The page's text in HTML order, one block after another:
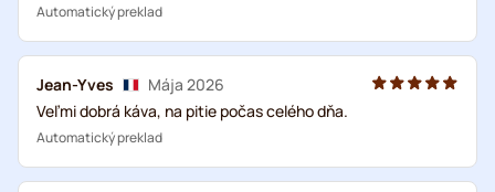
Automatický preklad
Jean-Yves
Mája 2026
Veľmi dobrá káva, na pitie počas celého dňa.
Automatický preklad